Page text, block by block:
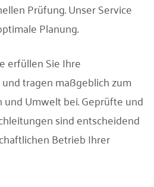
Prüfung. Unser Service
Planung.
erfüllen Sie Ihre
tragen maßgeblich zum
Umwelt bei. Geprüfte und
sind entscheidend
Betrieb Ihrer